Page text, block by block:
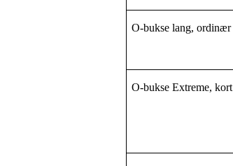
O-bukse lang, ordinær
O-bukse Extreme, kort